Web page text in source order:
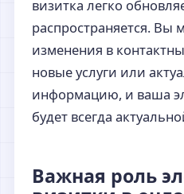
визитка легко
распространяется. Вы
изменения в
новые услуги или
информацию, и ваша
будет всегда
Важная роль